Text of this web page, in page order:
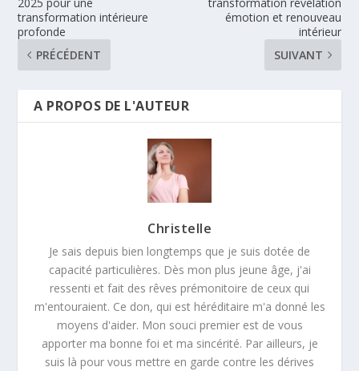
transformation intérieure
profonde
PRÉCÉDENT
émotion et renouveau
intérieur
SUIVANT
A PROPOS DE L'AUTEUR
Christelle
Je sais depuis bien longtemps que je suis dotée de
capacité particulières. Dès mon plus jeune âge, j'ai
ressenti et fait des rêves prémonitoire de ceux qui
m'entouraient. Ce don, qui est héréditaire m'a donné les
moyens d'aider. Mon souci premier est de vous
apporter ma bonne foi et ma sincérité. Par ailleurs, je
suis là pour vous mettre en garde contre les dérives